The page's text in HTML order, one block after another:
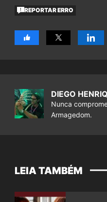
REPORTAR ERRO
DIEGO
Nunca
Armagedom.
LEIA TAMBÉM